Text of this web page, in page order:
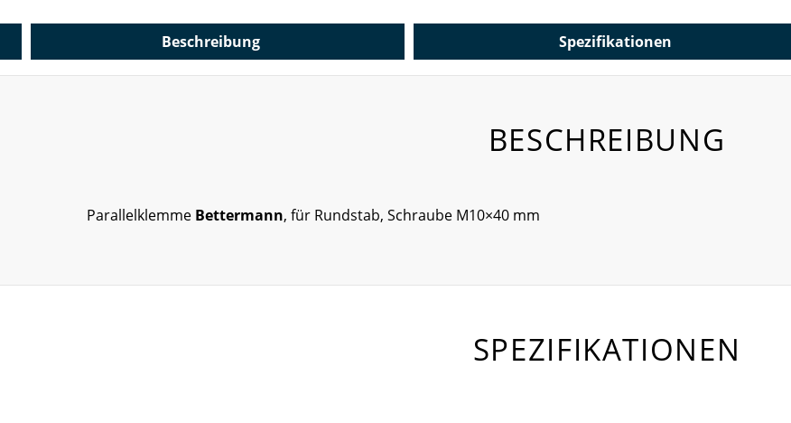
Beschreibung Spezifikationen
BESCHREIBUNG
Parallelklemme Bettermann, für Rundstab, Schraube M10×40 mm
SPEZIFIKATIONEN